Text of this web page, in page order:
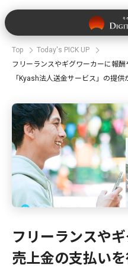
Top
Today's PICK UP
フリーランスやギグワーカーに報
「Kyash法人送金サービス」の提供
フリーランスや
売上金の支払い